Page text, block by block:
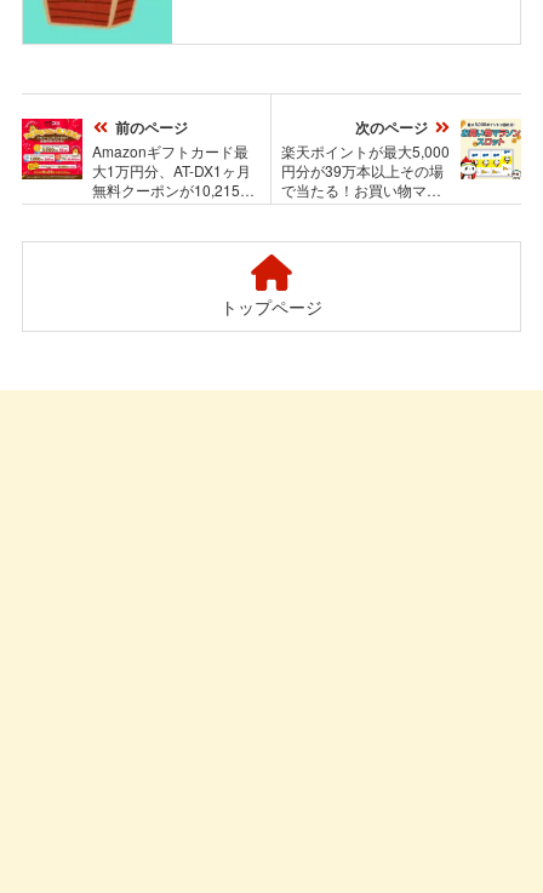
前のページ
Amazonギフトカード最
大1万円分、AT-DX1ヶ月
無料クーポンが10,215様
に当たるXキャンペーン
次のページ
楽天ポイントが最大5,000
円分が39万本以上その場
で当たる！お買い物マラ
ソンスロット
トップページ